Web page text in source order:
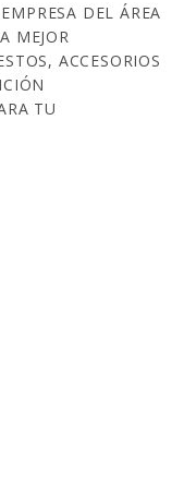
DEL ÁREA
MEJOR
ACCESORIOS
TU